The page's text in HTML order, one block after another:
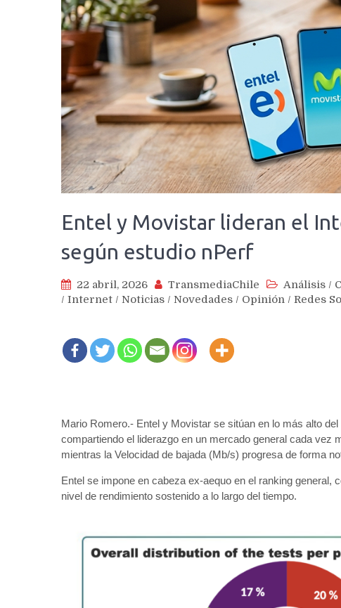
Entel y Movistar lideran el
según estudio nPerf
22 abril, 2026 TransmediaChile Análisis /
/ Internet / Noticias / Novedades / Opinión / Redes
Mario Romero.- Entel y Movistar se sitúan en lo más alto del
compartiendo el liderazgo en un mercado general cada
mientras la Velocidad de bajada (Mb/s) progresa de forma
Entel se impone en cabeza ex-aequo en el ranking
nivel de rendimiento sostenido a lo largo del tiempo.